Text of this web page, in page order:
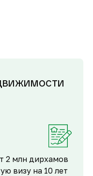
2 млн дирхамов
визу на 10 лет